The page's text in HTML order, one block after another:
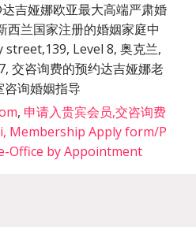
吉娅娜欧亚最大高端严肃婚
西兰国家注册的婚姻家庭中
street,139, Level 8, 奥克兰,
交咨询费的预约达吉娅娜老
询婚姻指导
, 申请入贵宾会员,交咨询费
Membership Apply form/P
Office by Appointment